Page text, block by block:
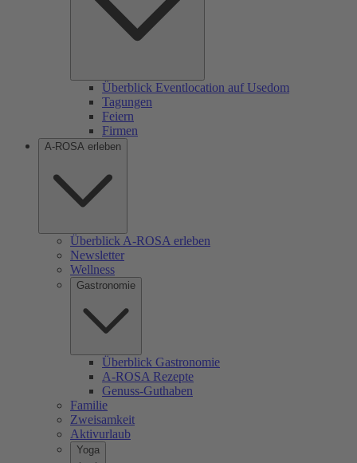
Überblick Eventlocation auf Usedom
Tagungen
Feiern
Firmen
A-ROSA erleben
Überblick A-ROSA erleben
Newsletter
Wellness
Gastronomie
Überblick Gastronomie
A-ROSA Rezepte
Genuss-Guthaben
Familie
Zweisamkeit
Aktivurlaub
Yoga